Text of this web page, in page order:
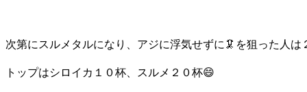
次第にスルメタルになり、アジに浮気せずに🦑を狙った人は
トップはシロイカ１０杯、スルメ２０杯😄